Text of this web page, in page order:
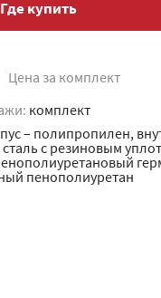
Где купить
Цена за комплект
комплект
– полипропилен,
с резиновым
пенополиуретан